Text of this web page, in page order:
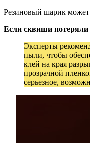
Резиновый шарик может
Если сквиши потеряли
Эксперты
пыли, чтобы
клей на края
прозрачной
серьезное,